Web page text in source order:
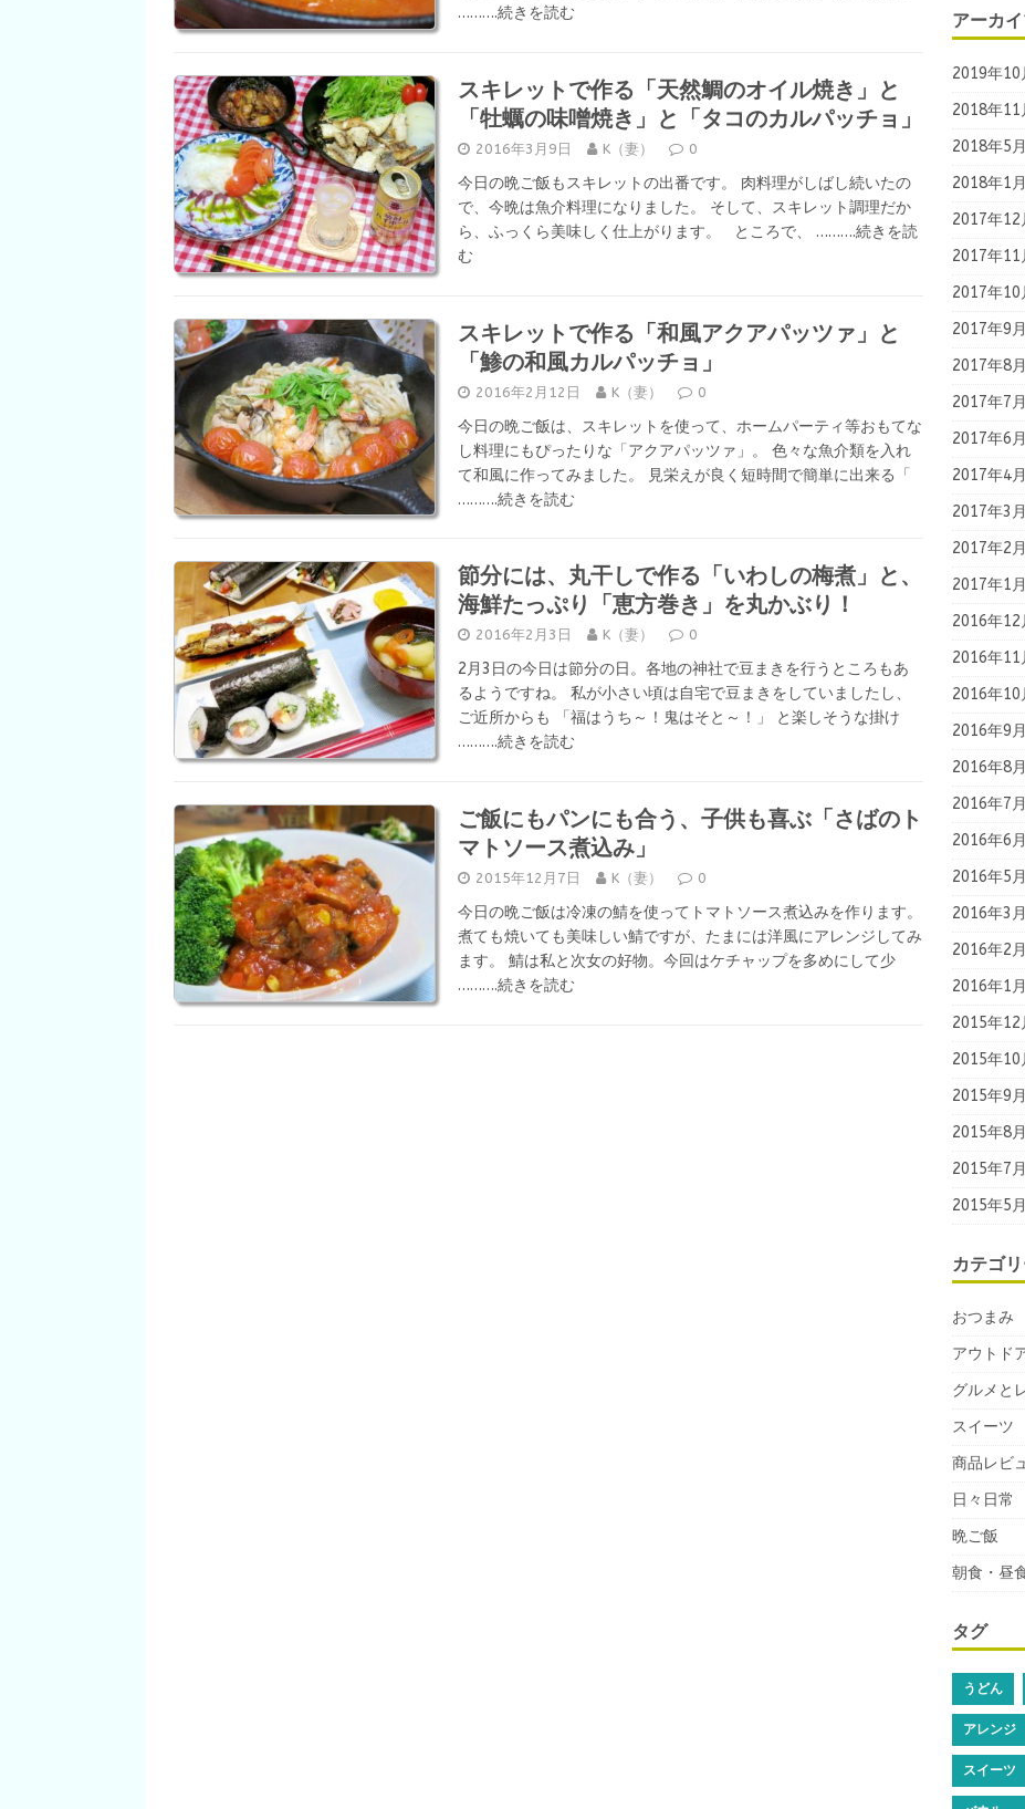
……….続きを読む
スキレットで作る「天然鯛のオイル焼き」と
「牡蠣の味噌焼き」と「タコのカルパッチョ」
2016年3月9日 K（妻） 0
今日の晩ご飯もスキレットの出番です。 肉料理がしばし続いたの
で、今晩は魚介料理になりました。 そして、スキレット調理だか
ら、ふっくら美味しく仕上がります。 ところで、 ……….続きを読
む
スキレットで作る「和風アクアパッツァ」と
「鯵の和風カルパッチョ」
2016年2月12日 K（妻） 0
今日の晩ご飯は、スキレットを使って、ホームパーティ等おもてな
し料理にもぴったりな「アクアパッツァ」。 色々な魚介類を入れ
て和風に作ってみました。 見栄えが良く短時間で簡単に出来る「
……….続きを読む
節分には、丸干しで作る「いわしの梅煮」と、
海鮮たっぷり「恵方巻き」を丸かぶり！
2016年2月3日 K（妻） 0
2月3日の今日は節分の日。各地の神社で豆まきを行うところもあ
るようですね。 私が小さい頃は自宅で豆まきをしていましたし、
ご近所からも 「福はうち～！鬼はそと～！」 と楽しそうな掛け
……….続きを読む
ご飯にもパンにも合う、子供も喜ぶ「さばのト
マトソース煮込み」
2015年12月7日 K（妻） 0
今日の晩ご飯は冷凍の鯖を使ってトマトソース煮込みを作ります。
煮ても焼いても美味しい鯖ですが、たまには洋風にアレンジしてみ
ます。 鯖は私と次女の好物。今回はケチャップを多めにして少
……….続きを読む
アーカ
2019年10
2018年11
2018年5月
2018年1月
2017年12
2017年11
2017年10
2017年9月
2017年8月
2017年7月
2017年6月
2017年4月
2017年3月
2017年2月
2017年1月
2016年12
2016年11
2016年10
2016年9月
2016年8月
2016年7月
2016年6月
2016年5月
2016年3月
2016年2月
2016年1月
2015年12
2015年10
2015年9月
2015年8月
2015年7月
2015年5月
カテゴ
おつまみ
アウトド
グルメと
スイーツ
商品レビ
日々日常
晩ご飯
朝食・昼
タグ
うどん
アレンジ
スイーツ